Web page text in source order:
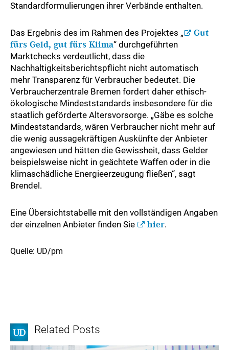
Standardformulierungen ihrer Verbände enthalten.
Das Ergebnis des im Rahmen des Projektes „
Gut
fürs Geld, gut fürs Klima“ durchgeführten
Marktchecks verdeutlicht, dass die
Nachhaltigkeitsberichtspflicht nicht automatisch
mehr Transparenz für Verbraucher bedeutet. Die
Verbraucherzentrale Bremen fordert daher ethisch-
ökologische Mindeststandards insbesondere für die
staatlich geförderte Altersvorsorge. „Gäbe es solche
Mindeststandards, wären Verbraucher nicht mehr auf
die wenig aussagekräftigen Auskünfte der Anbieter
angewiesen und hätten die Gewissheit, dass Gelder
beispielsweise nicht in geächtete Waffen oder in die
klimaschädliche Energieerzeugung fließen“, sagt
Brendel.
Eine Übersichtstabelle mit den vollständigen Angaben
der einzelnen Anbieter finden Sie
hier.
Quelle: UD/pm
Related Posts